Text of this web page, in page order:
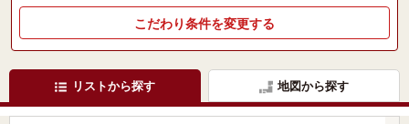
こだわり条件を変更する
リストから探す 地図から探す